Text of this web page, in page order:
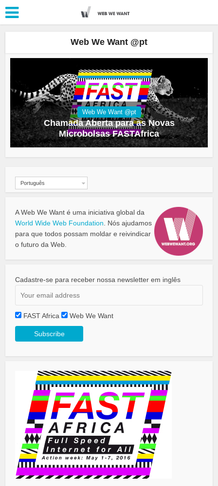
Web We Want @pt
Web We Want @pt
Chamada Aberta para as Novas
Microbolsas FASTAfrica
Português
A Web We Want é uma iniciativa global da
World Wide Web Foundation . Nós ajudamos
para que todos possam moldar e reivindicar
o futuro da Web.
Cadastre-se para receber nossa newsletter em inglês
FAST Africa Web We Want